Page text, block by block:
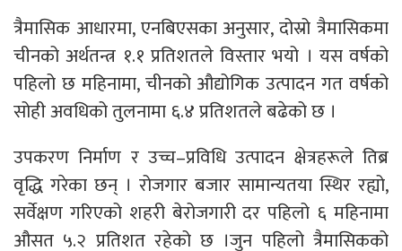
त्रैमासिक आधारमा, एनबिएसका अनुसार, दोस्रो त्रैमासिकमा
चीनको अर्थतन्त्र १.१ प्रतिशतले विस्तार भयो । यस वर्षको
पहिलो छ महिनामा, चीनको औद्योगिक उत्पादन गत वर्षको
सोही अवधिको तुलनामा ६.४ प्रतिशतले बढेको छ ।
उपकरण निर्माण र उच्च–प्रविधि उत्पादन क्षेत्रहरूले तिब्र
वृद्धि गरेका छन् । रोजगार बजार सामान्यतया स्थिर रह्यो,
सर्वेक्षण गरिएको शहरी बेरोजगारी दर पहिलो ६ महिनामा
औसत ५.२ प्रतिशत रहेको छ ।जुन पहिलो त्रैमासिकको